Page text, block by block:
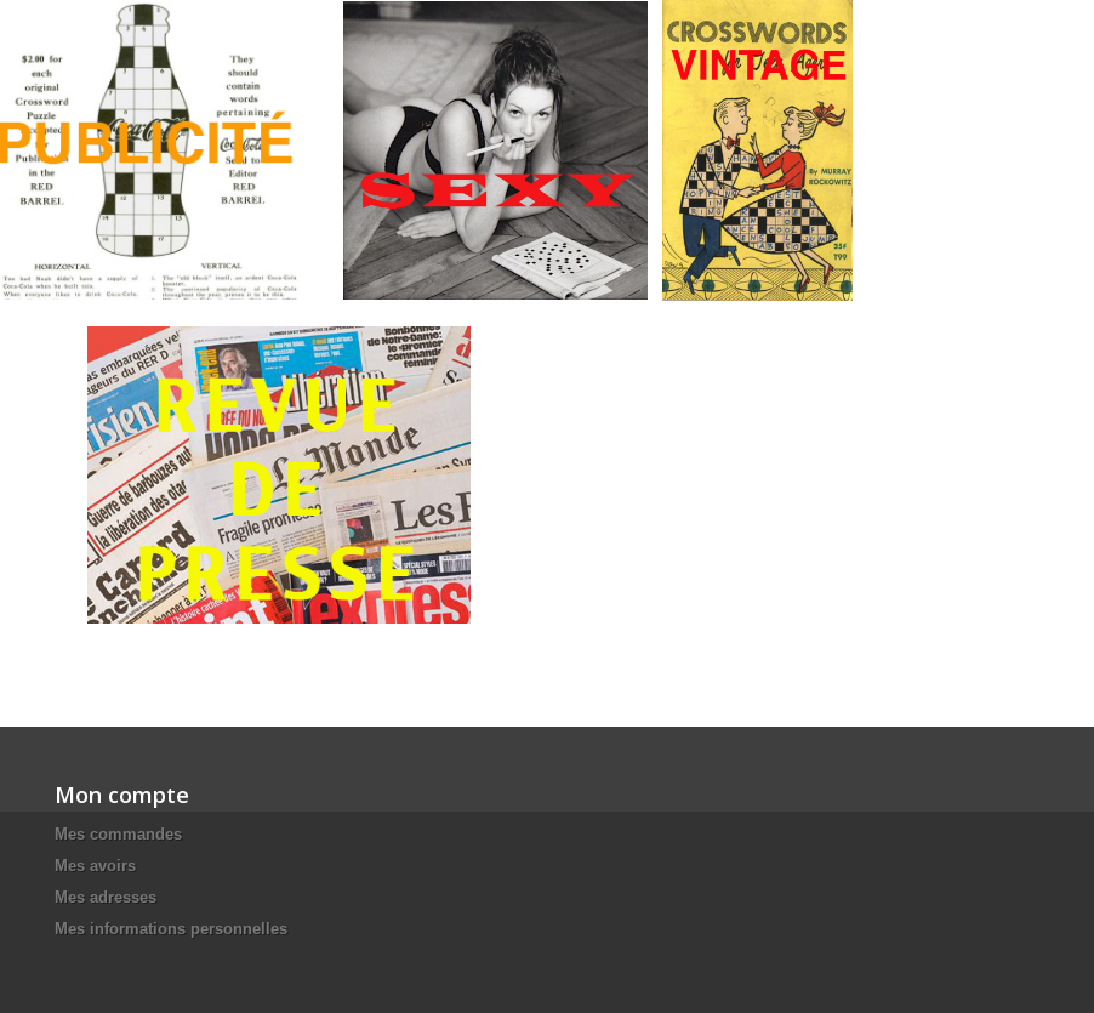
Mon compte
Mes commandes
Mes avoirs
Mes adresses
Mes informations personnelles